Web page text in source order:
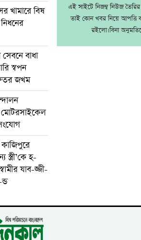
খামারে বিষ
বাধা
স্বপন
জখম
মোটরসাইকেল
হ-
যাব-জ্জী-
এই সাইটে নিজম্ব নিউজ তৈরির
তাই কোন খবর নিয়ে আপত্তি
রইলো।বিনা